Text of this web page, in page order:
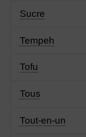
Sucre
Tempeh
Tofu
Tous
Tout-en-un